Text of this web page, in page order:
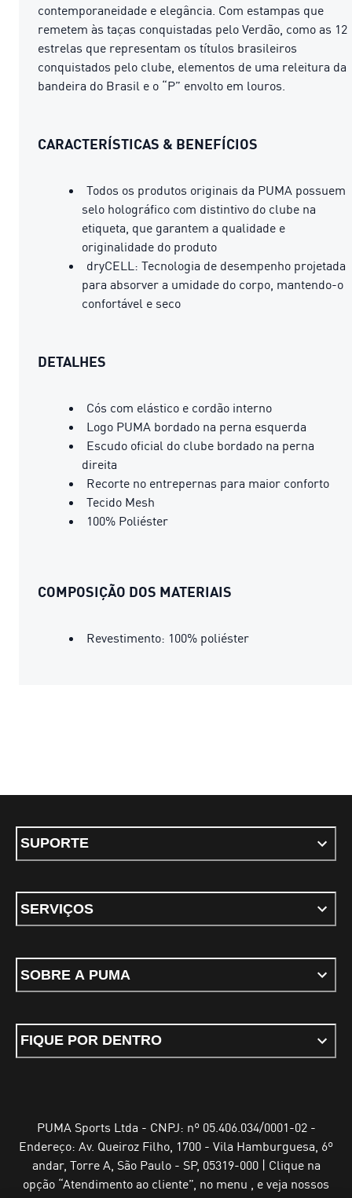
contemporaneidade e elegância. Com estampas que
remetem às taças conquistadas pelo Verdão, como as 12
estrelas que representam os títulos brasileiros
conquistados pelo clube, elementos de uma releitura da
bandeira do Brasil e o “P” envolto em louros.
CARACTERÍSTICAS & BENEFÍCIOS
Todos os produtos originais da PUMA possuem
selo holográfico com distintivo do clube na
etiqueta, que garantem a qualidade e
originalidade do produto
dryCELL: Tecnologia de desempenho projetada
para absorver a umidade do corpo, mantendo-o
confortável e seco
DETALHES
Cós com elástico e cordão interno
Logo PUMA bordado na perna esquerda
Escudo oficial do clube bordado na perna
direita
Recorte no entrepernas para maior conforto
Tecido Mesh
100% Poliéster
COMPOSIÇÃO DOS MATERIAIS
Revestimento: 100% poliéster
SUPORTE
SERVIÇOS
SOBRE A PUMA
FIQUE POR DENTRO
PUMA Sports Ltda - CNPJ: nº 05.406.034/0001-02 -
Endereço: Av. Queiroz Filho, 1700 - Vila Hamburguesa, 6º
andar, Torre A, São Paulo - SP, 05319-000 | Clique na
opção “Atendimento ao cliente”, no menu , e veja nossos